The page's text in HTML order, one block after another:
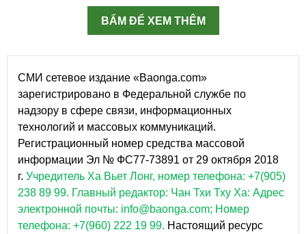
BẤM ĐỂ XEM THÊM
СМИ сетевое издание «Baonga.com»
зарегистрировано в Федеральной службе по
надзору в сфере связи, информационных
технологий и массовых коммуникаций.
Регистрационный номер средства массовой
информации Эл № ФС77-73891 от 29 октября 2018
г. Учредитель Ха Вьет Лонг, номер телефона: +7(905)
238 89 99. Главный редактор: Чан Тхи Тху Ха: Адрес
электронной почты: info@baonga.com; Номер
телефона: +7(960) 222 19 99. Настоящий ресурс